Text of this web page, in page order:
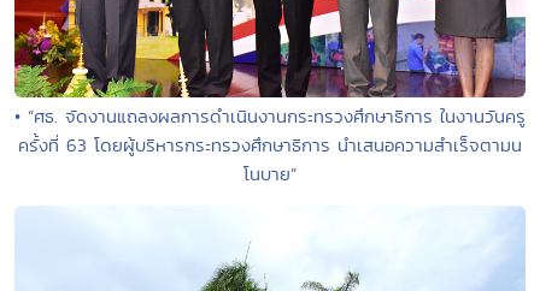
• “ศธ. จัดงานแถลงผลการดำเนินงานกระทรวงศึกษาธิการ ในงานวันครู
ครั้งที่ 63 โดยผู้บริหารกระทรวงศึกษาธิการ นำเสนอความสำเร็จตามน
โนบาย”